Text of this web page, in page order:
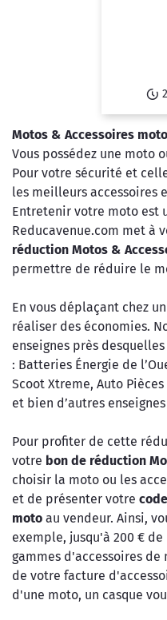
Motos & Accessoires moto
Vous possédez une moto
Pour votre sécurité et
les meilleurs accessoires
Entretenir votre moto est
Reducavenue.com met à
réduction Motos &
permettre de réduire le
En vous déplaçant chez
réaliser des économies.
enseignes près
: Batteries Énergie de
Scoot Xtreme, Auto
et bien d’autres
Pour profiter de cette
votre bon de réduction
choisir la moto ou les
et de présenter votre
moto au vendeur. Ainsi,
exemple, jusqu'à 200 €
gammes d'accessoires
de votre facture
d'une moto, un casque